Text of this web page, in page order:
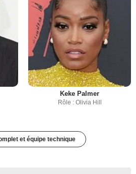
Keke Palmer
Rôle : Olivia Hill
et équipe technique